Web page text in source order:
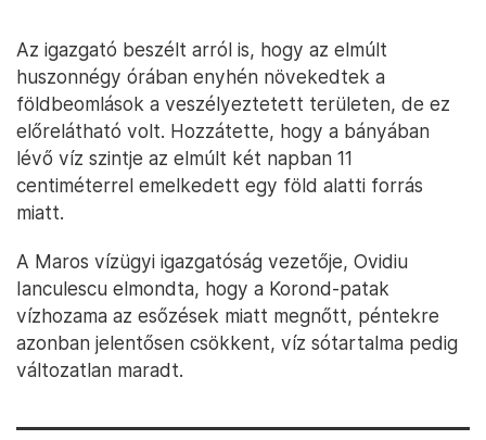
Az igazgató beszélt arról is, hogy az elmúlt
huszonnégy órában enyhén növekedtek a
földbeomlások a veszélyeztetett területen, de ez
előrelátható volt. Hozzátette, hogy a bányában
lévő víz szintje az elmúlt két napban 11
centiméterrel emelkedett egy föld alatti forrás
miatt.
A Maros vízügyi igazgatóság vezetője, Ovidiu
Ianculescu elmondta, hogy a Korond-patak
vízhozama az esőzések miatt megnőtt, péntekre
azonban jelentősen csökkent, víz sótartalma pedig
változatlan maradt.